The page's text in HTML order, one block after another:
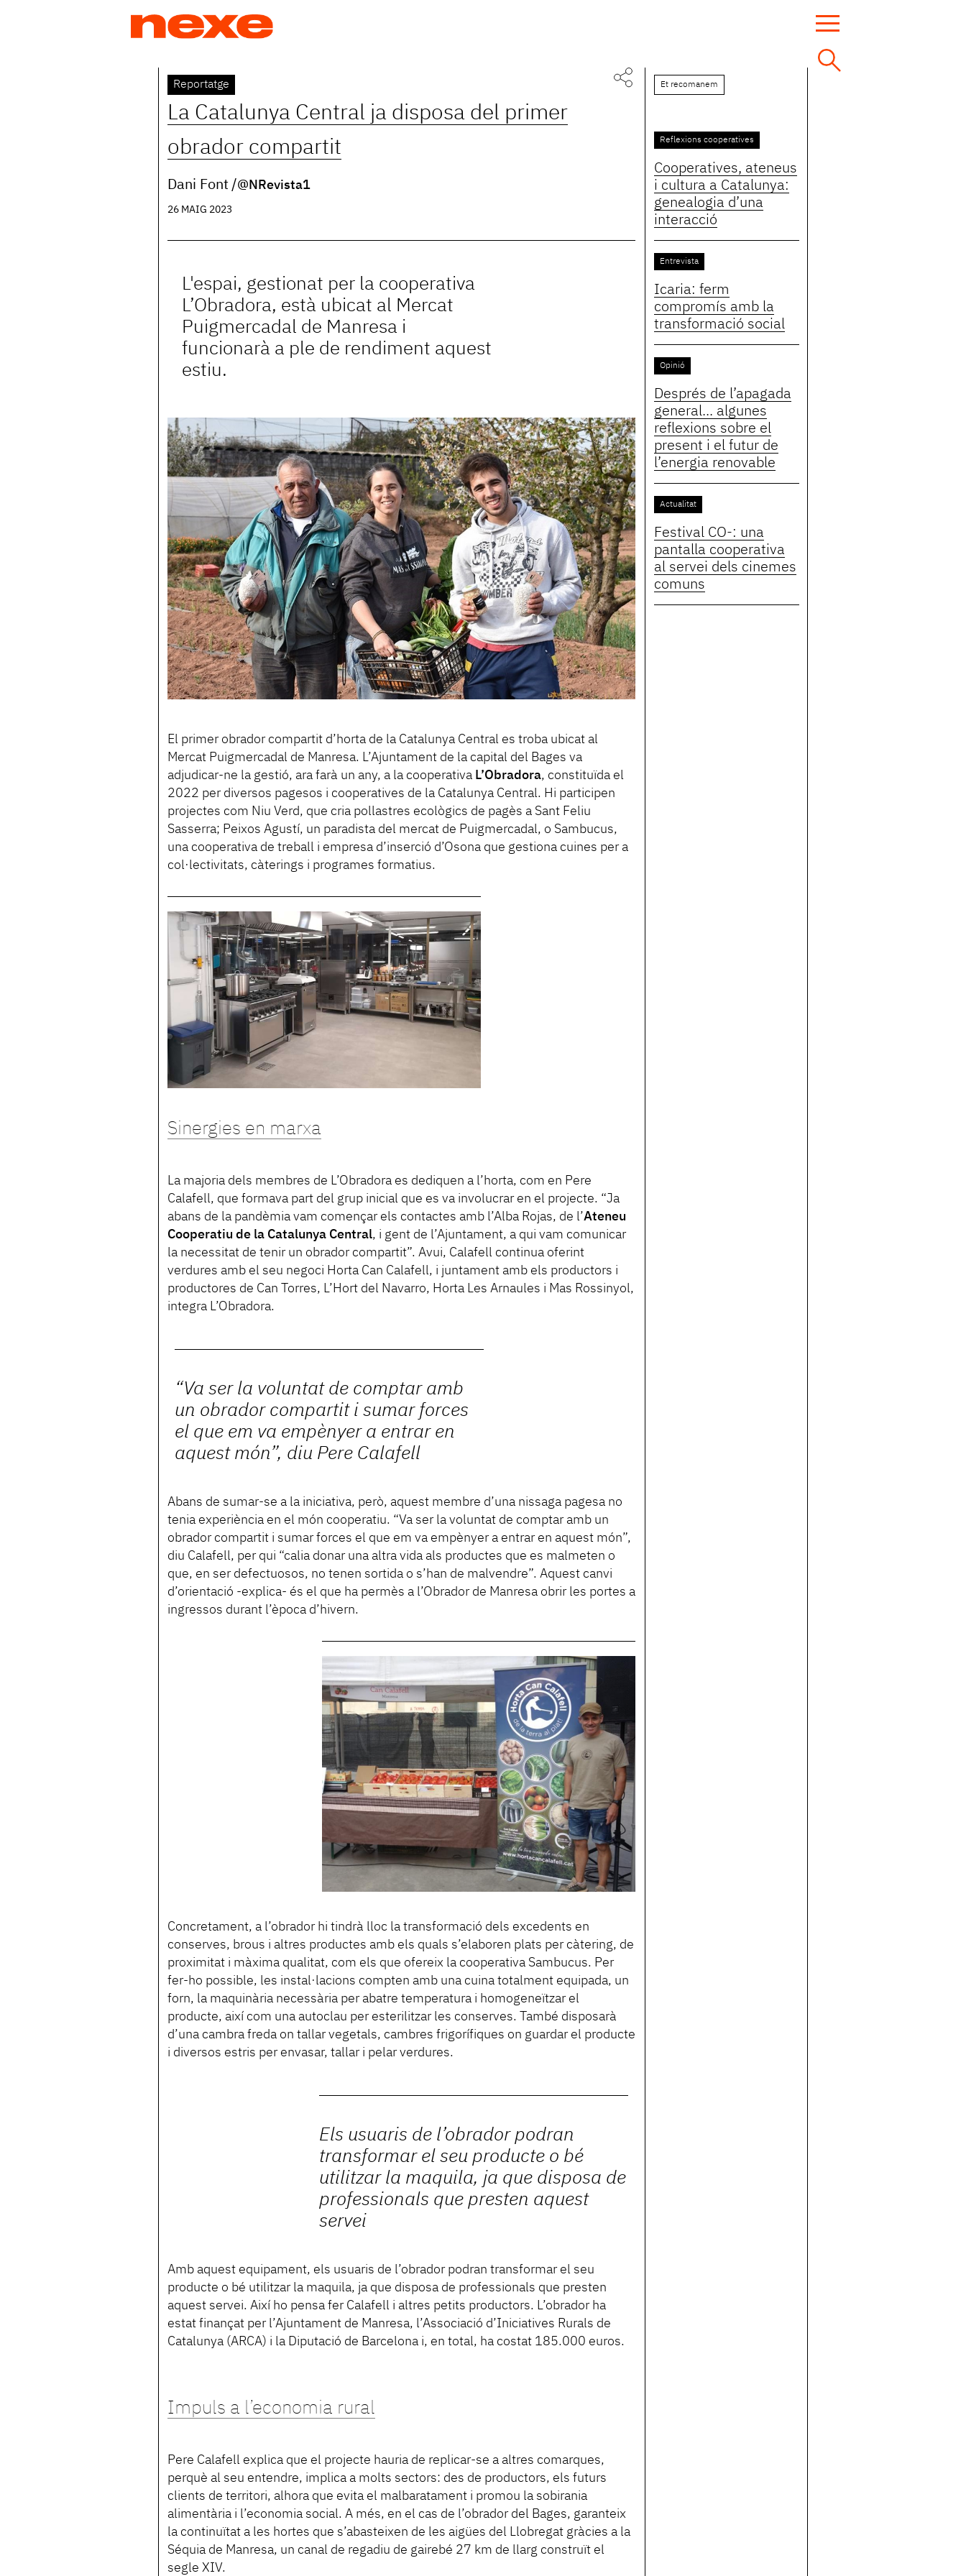
Back
to
top
Reportatge
La Catalunya Central ja disposa del primer
obrador compartit
Dani Font @NRevista1
26 MAIG 2023
L'espai, gestionat per la cooperativa
L’Obradora, està ubicat al Mercat
Puigmercadal de Manresa i
funcionarà a ple de rendiment aquest
estiu.
El primer obrador compartit d’horta de la Catalunya Central es troba ubicat al
Mercat Puigmercadal de Manresa. L’Ajuntament de la capital del Bages va
adjudicar-ne la gestió, ara farà un any, a la cooperativa L’Obradora, constituïda el
2022 per diversos pagesos i cooperatives de la Catalunya Central. Hi participen
projectes com Niu Verd, que cria pollastres ecològics de pagès a Sant Feliu
Sasserra; Peixos Agustí, un paradista del mercat de Puigmercadal, o Sambucus,
una cooperativa de treball i empresa d’inserció d’Osona que gestiona cuines per a
col·lectivitats, càterings i programes formatius.
Sinergies en marxa
La majoria dels membres de L’Obradora es dediquen a l’horta, com en Pere
Calafell, que formava part del grup inicial que es va involucrar en el projecte. “Ja
abans de la pandèmia vam començar els contactes amb l’Alba Rojas, de l’Ateneu
Cooperatiu de la Catalunya Central, i gent de l’Ajuntament, a qui vam comunicar
la necessitat de tenir un obrador compartit”. Avui, Calafell continua oferint
verdures amb el seu negoci Horta Can Calafell, i juntament amb els productors i
productores de Can Torres, L’Hort del Navarro, Horta Les Arnaules i Mas Rossinyol,
integra L’Obradora.
“Va ser la voluntat de comptar amb
un obrador compartit i sumar forces
el que em va empènyer a entrar en
aquest món”, diu Pere Calafell
Abans de sumar-se a la iniciativa, però, aquest membre d’una nissaga pagesa no
tenia experiència en el món cooperatiu. “Va ser la voluntat de comptar amb un
obrador compartit i sumar forces el que em va empènyer a entrar en aquest món”,
diu Calafell, per qui “calia donar una altra vida als productes que es malmeten o
que, en ser defectuosos, no tenen sortida o s’han de malvendre”. Aquest canvi
d’orientació -explica- és el que ha permès a l’Obrador de Manresa obrir les portes a
ingressos durant l’època d’hivern.
Concretament, a l’obrador hi tindrà lloc la transformació dels excedents en
conserves, brous i altres productes amb els quals s’elaboren plats per càtering, de
proximitat i màxima qualitat, com els que ofereix la cooperativa Sambucus. Per
fer-ho possible, les instal·lacions compten amb una cuina totalment equipada, un
forn, la maquinària necessària per abatre temperatura i homogeneïtzar el
producte, així com una autoclau per esterilitzar les conserves. També disposarà
d’una cambra freda on tallar vegetals, cambres frigorífiques on guardar el producte
i diversos estris per envasar, tallar i pelar verdures.
Els usuaris de l’obrador podran
transformar el seu producte o bé
utilitzar la maquila, ja que disposa de
professionals que presten aquest
servei
Amb aquest equipament, els usuaris de l’obrador podran transformar el seu
producte o bé utilitzar la maquila, ja que disposa de professionals que presten
aquest servei. Així ho pensa fer Calafell i altres petits productors. L’obrador ha
estat finançat per l’Ajuntament de Manresa, l’Associació d’Iniciatives Rurals de
Catalunya (ARCA) i la Diputació de Barcelona i, en total, ha costat 185.000 euros.
Impuls a l’economia rural
Pere Calafell explica que el projecte hauria de replicar-se a altres comarques,
perquè al seu entendre, implica a molts sectors: des de productors, els futurs
clients de territori, alhora que evita el malbaratament i promou la sobirania
alimentària i l’economia social. A més, en el cas de l’obrador del Bages, garanteix
la continuïtat a les hortes que s’abasteixen de les aigües del Llobregat gràcies a la
Séquia de Manresa, un canal de regadiu de gairebé 27 km de llarg construït el
segle XIV.
Et recomanem
Reflexions cooperatives
Cooperatives, ateneus
i cultura a Catalunya:
genealogia d’una
interacció
Entrevista
Icaria: ferm
compromís amb la
transformació social
Opinió
Després de l’apagada
general... algunes
reflexions sobre el
present i el futur de
l’energia renovable
Actualitat
Festival CO-: una
pantalla cooperativa
al servei dels cinemes
comuns